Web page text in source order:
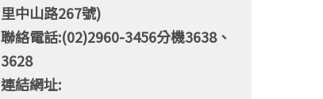
里中山路267號)
聯絡電話:(02)2960-3456分機3638、
3628
連結網址: